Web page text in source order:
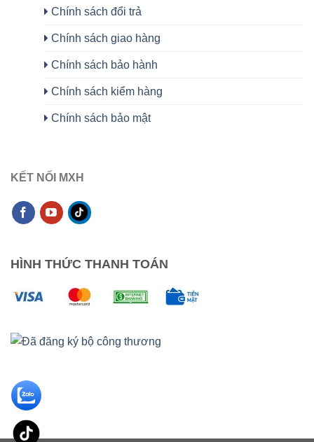
Chính sách đổi trả
Chính sách giao hàng
Chính sách bảo hành
Chính sách kiểm hàng
Chính sách bảo mật
KẾT NỐI MXH
HÌNH THỨC THANH TOÁN